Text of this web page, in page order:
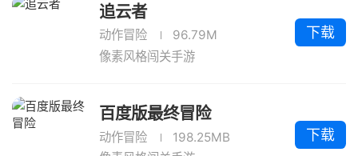
追云者
动作冒险
96.79M
像素风格闯关手游
下载
百度版最终冒险
动作冒险
198.25MB
下载